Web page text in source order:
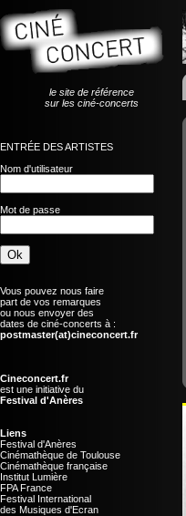
le site de référence
sur les ciné-concerts
ENTRÉE DES ARTISTES
Nom d'utilisateur
Mot de passe
Vous pouvez nous faire
part de vos remarques
ou nous envoyer des
dates de ciné-concerts à :
postmaster(at)cineconcert.fr
Cineconcert.fr
est une initiative du
Festival d'Anères
Liens
Festival d'Anères
Cinémathèque de Toulouse
Cinémathèque française
Institut Lumière
FPA France
Festival International
des Musiques d'Ecran